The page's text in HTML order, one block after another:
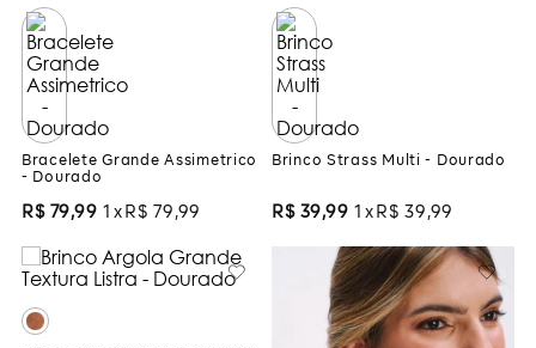
Bracelete Grande Assimetrico
- Dourado
R$ 79,99 1 R$ 79 ,99
Brinco Strass Multi - Dourado
R$ 39,99 1 R$ 39 ,99